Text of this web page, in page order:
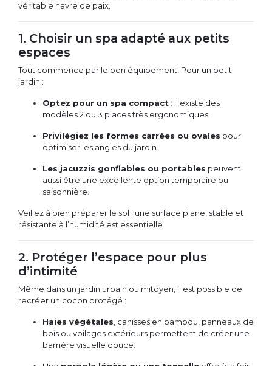
véritable havre de paix.
1. Choisir un spa adapté aux petits
espaces
Tout commence par le bon équipement. Pour un petit
jardin :
Optez pour un spa compact : il existe des
modèles 2 ou 3 places très ergonomiques.
Privilégiez les formes carrées ou ovales pour
optimiser les angles du jardin.
Les jacuzzis gonflables ou portables peuvent
aussi être une excellente option temporaire ou
saisonnière.
Veillez à bien préparer le sol : une surface plane, stable et
résistante à l’humidité est essentielle.
2. Protéger l’espace pour plus
d’intimité
Même dans un jardin urbain ou mitoyen, il est possible de
recréer un cocon protégé :
Haies végétales , canisses en bambou, panneaux de
bois ou voilages extérieurs permettent de créer une
barrière visuelle douce.